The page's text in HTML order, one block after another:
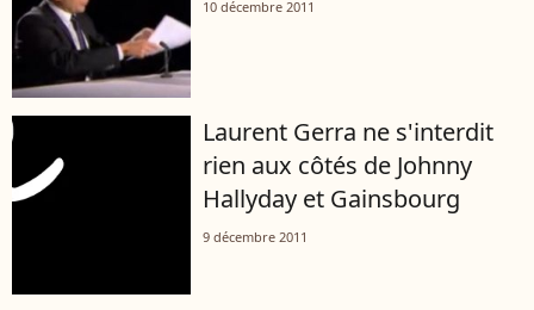
10 décembre 2011
Laurent Gerra ne s'interdit
rien aux côtés de Johnny
Hallyday et Gainsbourg
9 décembre 2011